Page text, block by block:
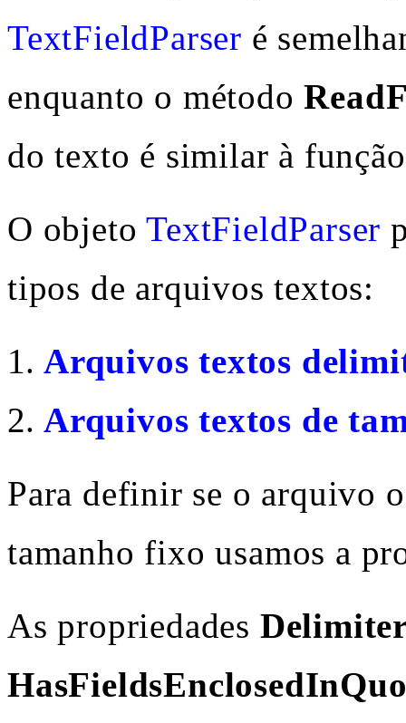
TextFieldParser é
enquanto o método
do texto é similar à
O objetoTextFieldParser
tipos de arquivos textos:
Arquivos textos
Arquivos textos de
Para definir se o arquivo
tamanho fixo usamos a
As propriedades